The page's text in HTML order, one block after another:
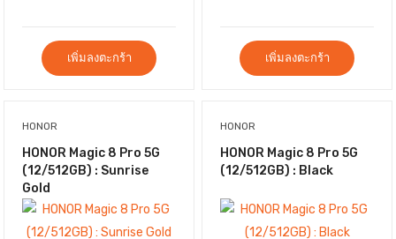
เพิ่มลงตะกร้า เพิ่มลงตะกร้า
HONOR
HONOR Magic 8 Pro 5G
(12/512GB) : Sunrise
Gold
HONOR
HONOR Magic 8 Pro 5G
(12/512GB) : Black